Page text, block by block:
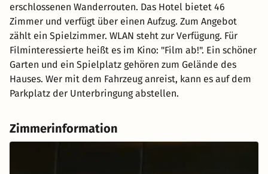
erschlossenen Wanderrouten. Das Hotel bietet 46
Zimmer und verfügt über einen Aufzug. Zum Angebot
zählt ein Spielzimmer. WLAN steht zur Verfügung. Für
Filminteressierte heißt es im Kino: "Film ab!". Ein schöner
Garten und ein Spielplatz gehören zum Gelände des
Hauses. Wer mit dem Fahrzeug anreist, kann es auf dem
Parkplatz der Unterbringung abstellen.
Zimmerinformation